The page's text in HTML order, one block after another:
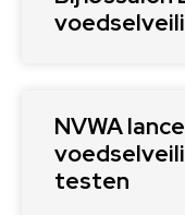
NVWA
testen